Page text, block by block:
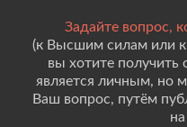
Задайте вопрос,
(к Высшим силам или
вы хотите получить
является личным, но
Ваш вопрос, путём